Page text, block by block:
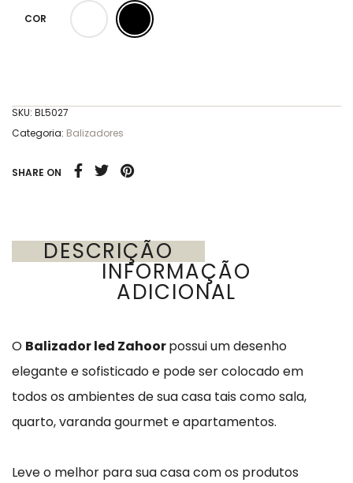
COR
SKU: BL5027
Categoria: Balizadores
SHARE ON
DESCRIÇÃO
INFORMAÇÃO
ADICIONAL
O Balizador led Zahoorpossui um desenho
elegante e sofisticado e pode ser colocado em
todos os ambientes de sua casa tais como sala,
quarto, varanda gourmet e apartamentos.
Leve o melhor para sua casa com os produtos